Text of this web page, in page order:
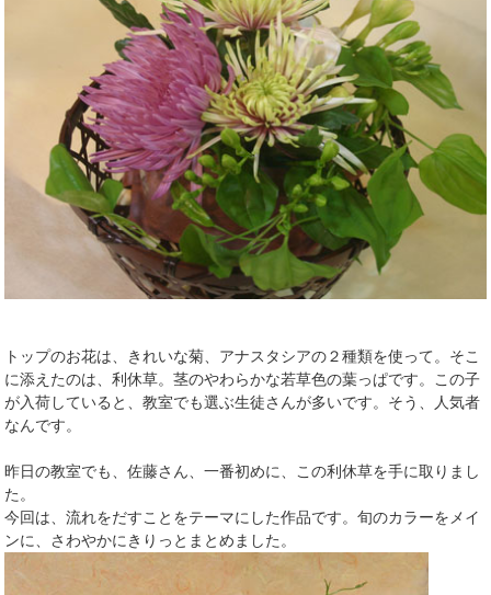
トップのお花は、きれいな菊、アナスタシアの２種類を使って。そこ
に添えたのは、利休草。茎のやわらかな若草色の葉っぱです。この子
が入荷していると、教室でも選ぶ生徒さんが多いです。そう、人気者
なんです。
昨日の教室でも、佐藤さん、一番初めに、この利休草を手に取りまし
た。
今回は、流れをだすことをテーマにした作品です。旬のカラーをメイ
ンに、さわやかにきりっとまとめました。